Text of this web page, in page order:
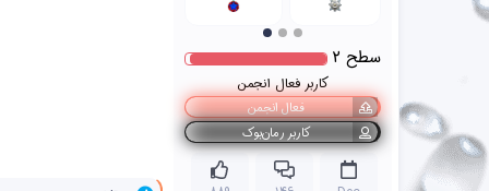
سطح 2
کاربر فعال انجمن
فعال انجمن
کاربر رمان‌بوک